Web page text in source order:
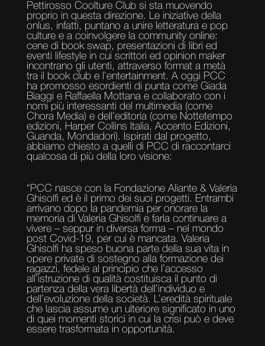
Pettirosso Coolture Club si sta muovendo
proprio in questa direzione. Le iniziative della
onlus, infatti, puntano a unire letteratura e pop
culture e a coinvolgere la community online:
cene di book swap, presentazioni di libri ed
eventi lifestyle in cui scrittori ed opinion maker
incontrano gli utenti, attraverso format a metà
tra il book club e l’entertainment. A oggi PCC
ha promosso esordienti di punta come Giada
Biaggi e Raffaella Mottana e collaborato con i
nomi più interessanti del multimedia (come
Chora Media) e dell’editoria (come Nottetempo
edizioni, Harper Collins Italia, Accento Edizioni,
Guanda, Mondadori). Ispirati dal progetto,
abbiamo chiesto a quelli di PCC di raccontarci
qualcosa di più della loro visione:
“PCC nasce con la Fondazione Aliante & Valeria
Ghisolfi ed è il primo dei suoi progetti. Entrambi
arrivano dopo la pandemia per onorare la
memoria di Valeria Ghisolfi e farla continuare a
vivere – seppur in diversa forma – nel mondo
post Covid-19, per cui è mancata. Valeria
Ghisolfi ha speso buona parte della sua vita in
opere private di sostegno alla formazione dei
ragazzi, fedele al principio che l’accesso
all’istruzione di qualità costituisca il punto di
partenza della vera libertà dell’individuo e
dell’evoluzione della società. L’eredità spirituale
che lascia assume un ulteriore significato in uno
di quei momenti storici in cui la crisi può e deve
essere trasformata in opportunità.